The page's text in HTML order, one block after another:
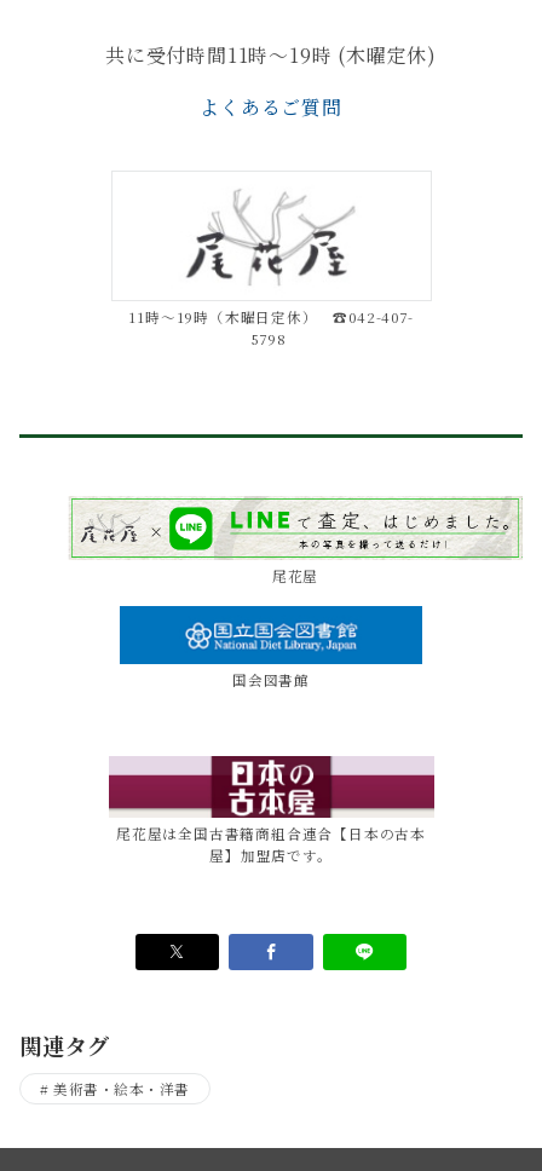
共に受付時間11時〜19時 (木曜定休)
よくあるご質問
11時～19時（木曜日定休） ☎042-407-
5798
尾花屋
国会図書館
尾花屋は全国古書籍商組合連合【日本の古本
屋】加盟店です。
関連タグ
美術書・絵本・洋書